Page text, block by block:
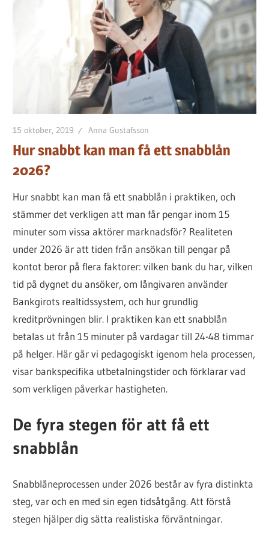
15 oktober, 2019 Anna Gustafsson
Hur snabbt kan man få ett snabblån
2026?
Hur snabbt kan man få ett snabblån i praktiken, och
stämmer det verkligen att man får pengar inom 15
minuter som vissa aktörer marknadsför? Realiteten
under 2026 är att tiden från ansökan till pengar på
kontot beror på flera faktorer: vilken bank du har, vilken
tid på dygnet du ansöker, om långivaren använder
Bankgirots realtidssystem, och hur grundlig
kreditprövningen blir. I praktiken kan ett snabblån
betalas ut från 15 minuter på vardagar till 24-48 timmar
på helger. Här går vi pedagogiskt igenom hela processen,
visar bankspecifika utbetalningstider och förklarar vad
som verkligen påverkar hastigheten.
De fyra stegen för att få ett
snabblån
Snabblåneprocessen under 2026 består av fyra distinkta
steg, var och en med sin egen tidsåtgång. Att förstå
stegen hjälper dig sätta realistiska förväntningar.